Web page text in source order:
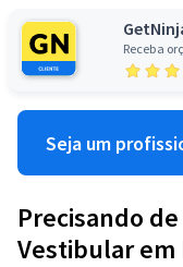
Receba
Seja um
Precisando
Vestibular em